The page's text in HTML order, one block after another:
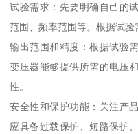
试验需求：先要明确自己的
范围、频率范围等。根据试验
输出范围和精度：根据试验
变压器能够提供所需的电压
性。
安全性和保护功能：关注产
应具备过载保护、短路保护